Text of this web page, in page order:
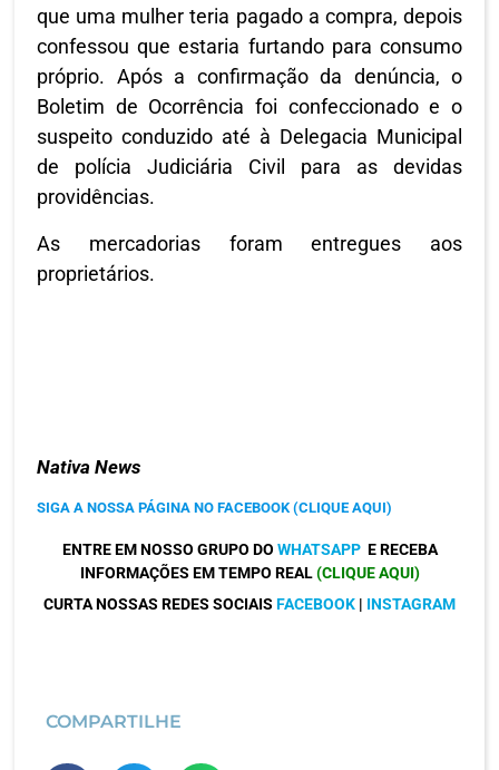
que uma mulher teria pagado a compra, depois
confessou que estaria furtando para consumo
próprio. Após a confirmação da denúncia, o
Boletim de Ocorrência foi confeccionado e o
suspeito conduzido até à Delegacia Municipal
de polícia Judiciária Civil para as devidas
providências.
As mercadorias foram entregues aos
proprietários.
Nativa News
SIGA A NOSSA PÁGINA NO FACEBOOK (CLIQUE AQUI)
ENTRE EM NOSSO GRUPO DO WHATSAPP E RECEBA
INFORMAÇÕES EM TEMPO REAL(CLIQUE AQUI)
CURTA NOSSAS REDES SOCIAIS FACEBOOK | INSTAGRAM
COMPARTILHE